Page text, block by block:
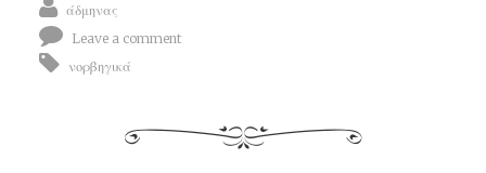
άδμηνας
Leave a comment
νορβηγικά